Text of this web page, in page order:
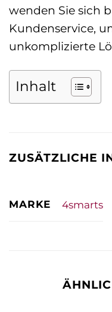
wenden Sie sich
Kundenservice,
unkomplizierte
Inhalt
ZUSÄTZLICHE
MARKE 4smarts